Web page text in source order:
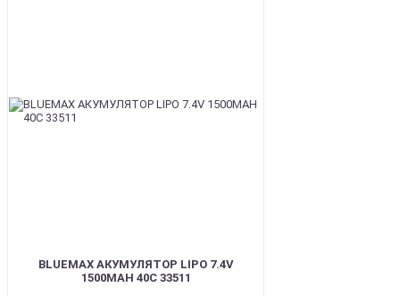
BLUEMAX АКУМУЛЯТОР LIPO 7.4V
1500MAH 40C 33511